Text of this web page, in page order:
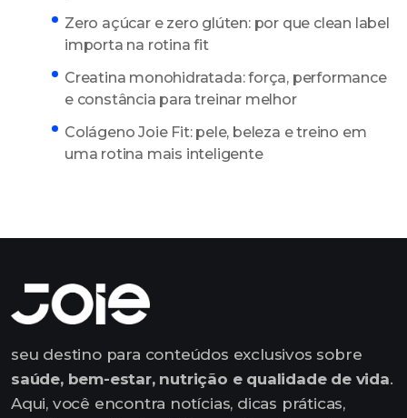
Zero açúcar e zero glúten: por que clean label
importa na rotina fit
Creatina monohidratada: força, performance
e constância para treinar melhor
Colágeno Joie Fit: pele, beleza e treino em
uma rotina mais inteligente
seu destino para conteúdos exclusivos sobre
saúde, bem-estar, nutrição e qualidade de vida.
Aqui, você encontra notícias, dicas práticas,